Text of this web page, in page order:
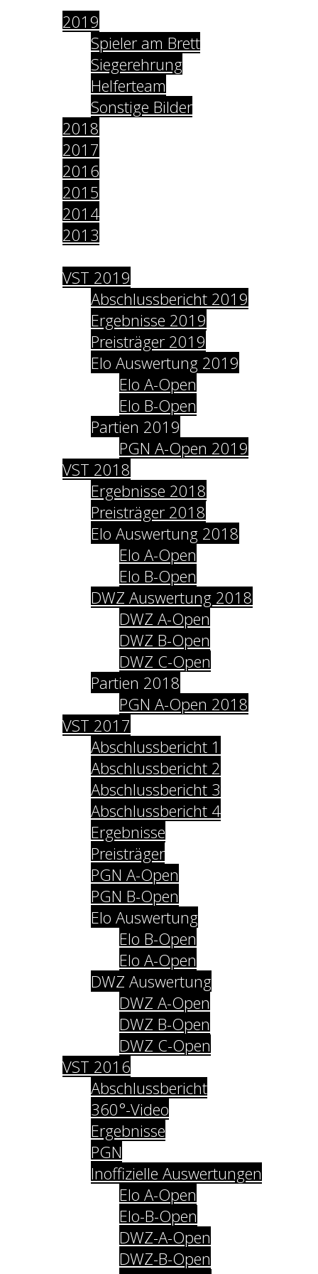
2019
Spieler am Brett
Siegerehrung
Helferteam
Sonstige Bilder
2018
2017
2016
2015
2014
2013
VST 2019
Abschlussbericht 2019
Ergebnisse 2019
Preisträger 2019
Elo Auswertung 2019
Elo A-Open
Elo B-Open
Partien 2019
PGN A-Open 2019
VST 2018
Ergebnisse 2018
Preisträger 2018
Elo Auswertung 2018
Elo A-Open
Elo B-Open
DWZ Auswertung 2018
DWZ A-Open
DWZ B-Open
DWZ C-Open
Partien 2018
PGN A-Open 2018
VST 2017
Abschlussbericht 1
Abschlussbericht 2
Abschlussbericht 3
Abschlussbericht 4
Ergebnisse
Preisträger
PGN A-Open
PGN B-Open
Elo Auswertung
Elo B-Open
Elo A-Open
DWZ Auswertung
DWZ A-Open
DWZ B-Open
DWZ C-Open
VST 2016
Abschlussbericht
360°-Video
Ergebnisse
PGN
Inoffizielle Auswertungen
Elo A-Open
Elo-B-Open
DWZ-A-Open
DWZ-B-Open